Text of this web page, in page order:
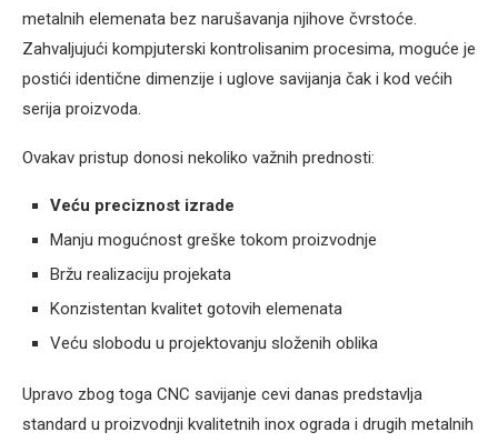
metalnih elemenata bez narušavanja njihove čvrstoće.
Zahvaljujući kompjuterski kontrolisanim procesima, moguće je
postići identične dimenzije i uglove savijanja čak i kod većih
serija proizvoda.
Ovakav pristup donosi nekoliko važnih prednosti:
Veću preciznost izrade
Manju mogućnost greške tokom proizvodnje
Bržu realizaciju projekata
Konzistentan kvalitet gotovih elemenata
Veću slobodu u projektovanju složenih oblika
Upravo zbog toga CNC savijanje cevi danas predstavlja
standard u proizvodnji kvalitetnih inox ograda i drugih metalnih